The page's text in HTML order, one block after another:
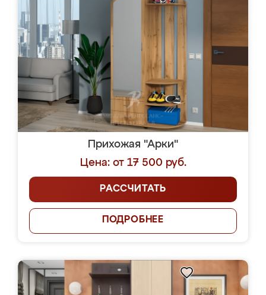
Прихожая "Арки"
Цена: от 17 500 руб.
РАССЧИТАТЬ
ПОДРОБНЕЕ